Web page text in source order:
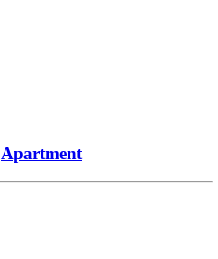
Apartment